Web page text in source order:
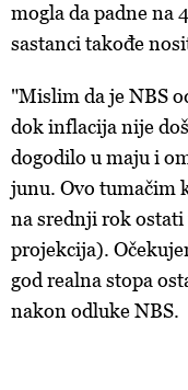
mogla da padne na
sastanci takođe
"Mislim da je NBS
dok inflacija nije
dogodilo u maju i
junu. Ovo tumačim
na srednji rok ostati
projekcija).
god realna stopa
nakon odluke NBS.